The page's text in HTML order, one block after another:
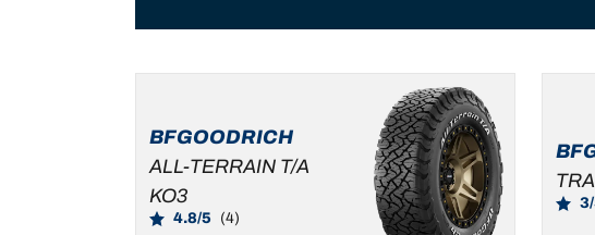
BFGOODRICH
ALL-TERRAIN T/A
KO3
4.8/5 (4)